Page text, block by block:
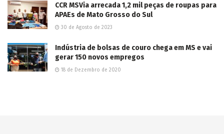
CCR MSVia arrecada 1,2 mil peças de roupas para
APAEs de Mato Grosso do Sul
30 de Agosto de 2023
Indústria de bolsas de couro chega em MS e vai
gerar 150 novos empregos
18 de Dezembro de 2020